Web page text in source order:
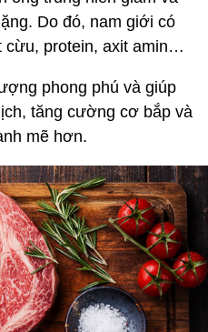
Do đó, nam giới có
cừu, protein, axit amin…
phong phú và giúp
tăng cường cơ bắp và
mẽ hơn.